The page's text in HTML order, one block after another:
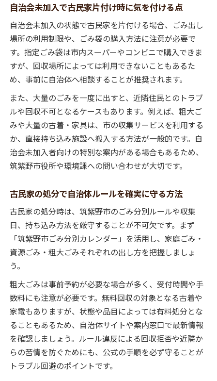
自治会未加入で古民家片付け時に気を付ける点
自治会未加入の状態で古民家を片付ける場合、ごみ出し
場所の利用制限や、ごみ袋の購入方法に注意が必要で
す。指定ごみ袋は市内スーパーやコンビニで購入できま
すが、回収場所によっては利用できないこともあるた
め、事前に自治体へ相談することが推奨されます。
また、大量のごみを一度に出すと、近隣住民とのトラブ
ルや回収不可となるケースもあります。例えば、粗大ご
みや大量の古着・家具は、市の収集サービスを利用する
か、直接持ち込み施設へ搬入する方法が一般的です。自
治会未加入者向けの特別な案内がある場合もあるため、
筑紫野市役所や環境課への問い合わせが大切です。
古民家の処分で自治体ルールを確実に守る方法
古民家の処分時は、筑紫野市のごみ分別ルールや収集
日、持ち込み方法を厳守することが不可欠です。まず
「筑紫野市ごみ分別カレンダー」を活用し、家庭ごみ・
資源ごみ・粗大ごみそれぞれの出し方を把握しましょ
う。
粗大ごみは事前予約が必要な場合が多く、受付時間や手
数料にも注意が必要です。無料回収の対象となる古着や
家電もありますが、状態や品目によっては有料処分とな
ることもあるため、自治体サイトや案内窓口で最新情報
を確認しましょう。ルール違反による回収拒否や近隣か
らの苦情を防ぐためにも、公式の手順を必ず守ることが
トラブル回避のポイントです。